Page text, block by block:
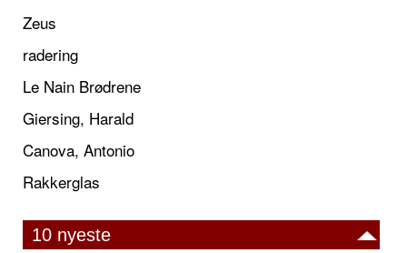
Zeus
radering
Le Nain Brødrene
Giersing, Harald
Canova, Antonio
Rakkerglas
10 nyeste